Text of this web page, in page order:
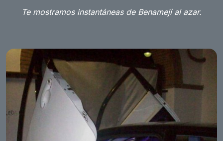
Te mostramos instantáneas de Benamejí al azar.